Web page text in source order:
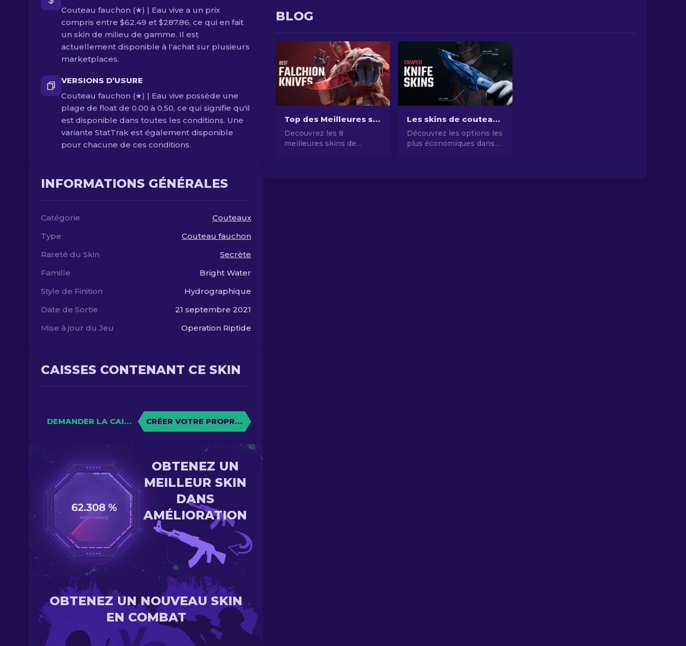
Couteau fauchon (★) | Eau vive a un prix
compris entre $62.49 et $287.86, ce qui en fait
un skin de milieu de gamme. Il est
actuellement disponible à l'achat sur plusieurs
marketplaces.
VERSIONS D’USURE
Couteau fauchon (★) | Eau vive possède une
plage de float de 0.00 à 0.50, ce qui signifie qu'il
est disponible dans toutes les conditions. Une
variante StatTrak est également disponible
pour chacune de ces conditions.
INFORMATIONS GÉNÉRALES
Catégorie
Couteaux
Type
Couteau fauchon
Rareté du Skin
Secrète
Famille
Bright Water
Style de Finition
Hydrographique
Date de Sortie
21 septembre 2021
Mise à jour du Jeu
Operation Riptide
CAISSES CONTENANT CE SKIN
DEMANDER LA CAISSE CRÉER VOTRE PROPRE CAISSE
OBTENEZ UN
MEILLEUR SKIN
DANS
AMÉLIORATION
OBTENEZ UN NOUVEAU SKIN
EN COMBAT
BLOG
Top des Meilleures skins de Couteau Falchion CS2
Decouvrez les 8
meilleures skins de
Les skins de couteaux CS2 les moins chers [2026]
Découvrez les options les
plus économiques dans